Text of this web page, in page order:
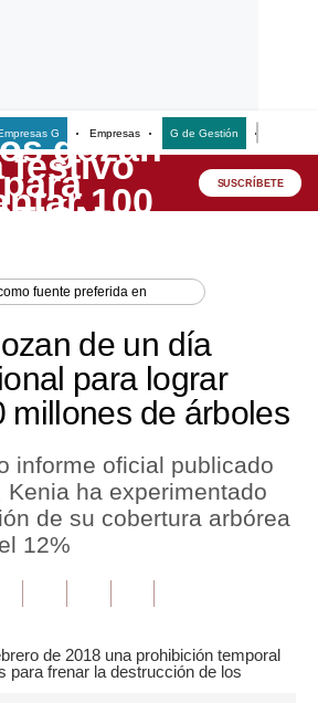
G Empresas G de Gestión
SUSCRÍBETE
fuente preferida en
de un día
para lograr
millones de árboles
informe oficial publicado
Kenia ha experimentado
de su cobertura arbórea
12%